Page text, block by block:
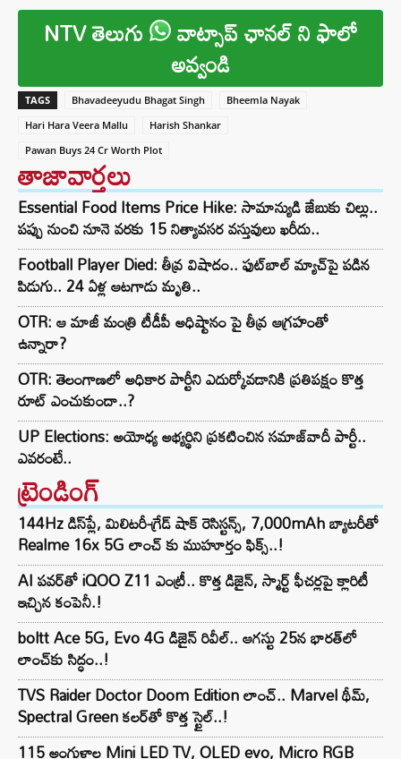
NTV తెలుగు వాట్సాప్ ఛానల్ ని ఫాలో
అవ్వండి
TAGS Bhavadeeyudu Bhagat Singh
Bheemla Nayak
Hari Hara Veera Mallu
Harish Shankar
Pawan Buys 24 Cr Worth Plot
తాజావార్తలు
Essential Food Items Price Hike: సామాన్యుడి జేబుకు చిల్లు..
పప్పు నుంచి నూనె వరకు 15 నిత్యావసర వస్తువులు ఖరీదు..
Football Player Died: తీవ్ర విషాదం.. ఫుట్‌బాల్ మ్యాచ్‌పై పడిన
పిడుగు.. 24 ఏళ్ల ఆటగాడు మృతి..
OTR: ఆ మాజీ మంత్రి టీడీపీ అధిష్టానం పై తీవ్ర ఆగ్రహంతో
ఉన్నారా?
OTR: తెలంగాణలో అధికార పార్టీని ఎదుర్కోవడానికి ప్రతిపక్షం కొత్త
రూట్‌ ఎంచుకుందా..?
UP Elections: అయోధ్య అభ్యర్థిని ప్రకటించిన సమాజ్‌వాదీ పార్టీ..
ఎవరంటే..
ట్రెండింగ్‌
144Hz డిస్‌ప్లే, మిలిటరీ-గ్రేడ్ షాక్ రెసిస్టన్స్, 7,000mAh బ్యాటరీతో
Realme 16x 5G లాంచ్ కు ముహూర్తం ఫిక్స్..!
AI పవర్‌తో iQOO Z11 ఎంట్రీ.. కొత్త డిజైన్, స్మార్ట్ ఫీచర్లపై క్లారిటీ
ఇచ్చిన కంపెనీ.!
boltt Ace 5G, Evo 4G డిజైన్ రివీల్.. ఆగస్టు 25న భారత్‌లో
లాంచ్‌కు సిద్ధం..!
TVS Raider Doctor Doom Edition లాంచ్.. Marvel థీమ్,
Spectral Green కలర్‌తో కొత్త స్టైల్..!
115 అంగుళాల Mini LED TV, OLED evo, Micro RGB